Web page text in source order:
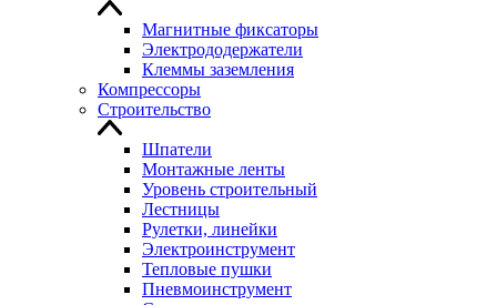
Магнитные фиксаторы
Электрододержатели
Клеммы заземления
Компрессоры
Строительство
Шпатели
Монтажные ленты
Уровень строительный
Лестницы
Рулетки, линейки
Электроинструмент
Тепловые пушки
Пневмоинструмент